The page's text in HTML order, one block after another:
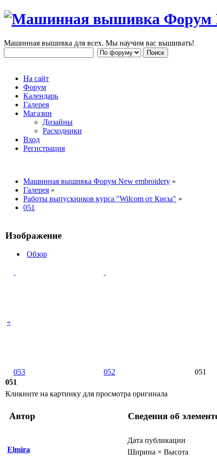
Машинная вышивка для всех. Мы научим вас вышивать!
На сайт
Форум
Календарь
Галерея
Магазин
Дизайны
Расходники
Вход
Регистрация
Машинная вышивка Форум New embroidery »
Галерея »
Работы выпускников курса "Wilcom от Кисы" »
051
Изображение
Обзор
«
053 052
051
051
Кликните на картинку для просмотра оригинала
Автор Сведения об
Elmira
Дата публикации
Ширина × Высота